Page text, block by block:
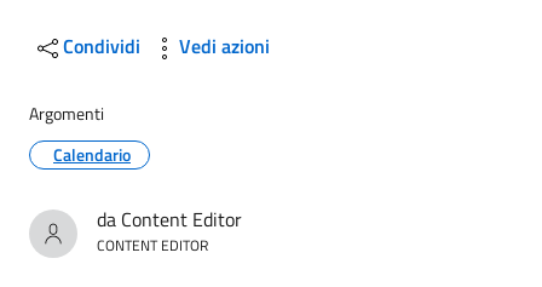
Condividi Vedi azioni
Argomenti
Calendario
da Content Editor
CONTENT EDITOR